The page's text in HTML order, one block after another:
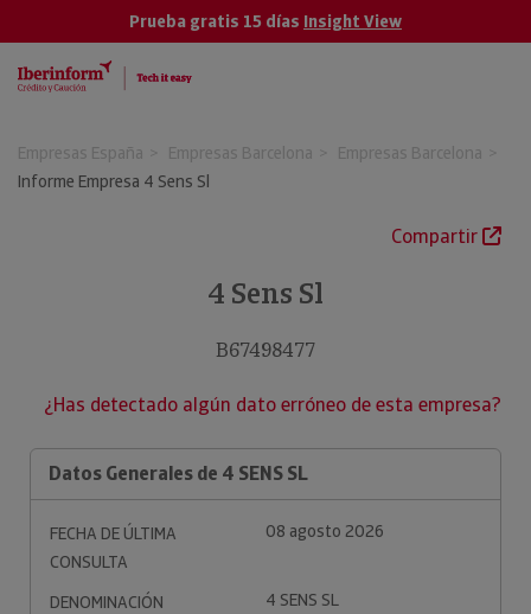
Prueba gratis 15 días Insight View
Empresas España Empresas Barcelona
Empresas Barcelona
Informe Empresa 4 Sens Sl
Compartir
4 Sens Sl
B67498477
¿Has detectado algún dato erróneo de esta empresa?
Datos Generales de 4 SENS SL
FECHA DE ÚLTIMA
CONSULTA
08 agosto 2026
DENOMINACIÓN
4 SENS SL